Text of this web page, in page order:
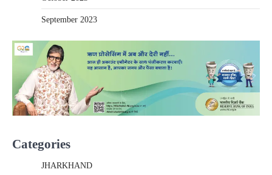
September 2023
Categories
JHARKHAND